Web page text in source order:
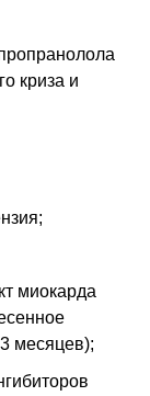
криза и
миокарда
месяцев);